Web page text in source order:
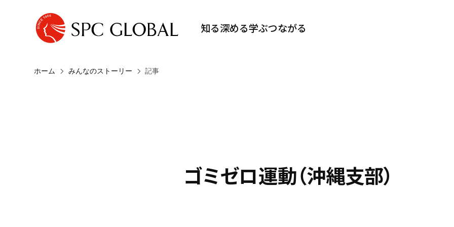
知る深める学ぶつながる
ホーム みんなのストーリー 記事
ゴミゼロ運動（沖縄支部）